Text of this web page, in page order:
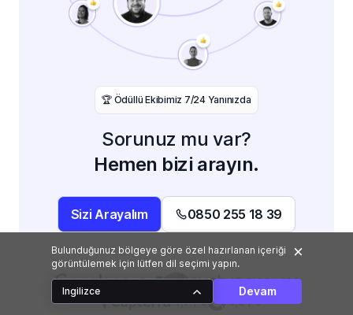
Bulunduğunuz bölgeye göre özel hazırlanan içeriği
görüntülemek için lütfen dil seçimi yapın.
Ingilizce Devam
️🏆 Ödüllü Ekibimiz 7/24 Yanınızda
Sorunuz mu var?
Hemen bizi arayın.
Sizi Arayalım 0850 255 18 39
4,9 / 5
100 / 100
4,7 / 5
4,8 / 5